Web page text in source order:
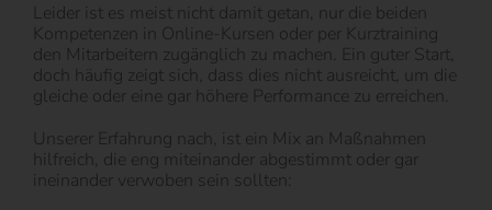
Leider ist es meist nicht damit getan, nur die beiden
Kompetenzen in Online-Kursen oder per Kurztraining
den Mitarbeitern zugänglich zu machen. Ein guter Start,
doch häufig zeigt sich, dass dies nicht ausreicht, um die
gleiche oder eine gar höhere Performance zu erreichen.
Unserer Erfahrung nach, ist ein Mix an Maßnahmen
hilfreich, die eng miteinander abgestimmt oder gar
ineinander verwoben sein sollten: